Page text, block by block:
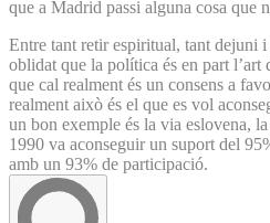
que a Madrid passi alguna cosa que
Entre tant retir espiritual, tant dejuni
oblidat que la política és en part l’art
que cal realment és un consens a
realment això és el que es vol
un bon exemple és la via eslovena,
1990 va aconseguir un suport del
amb un 93% de participació.